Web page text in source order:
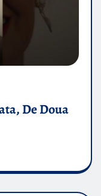
De Doua